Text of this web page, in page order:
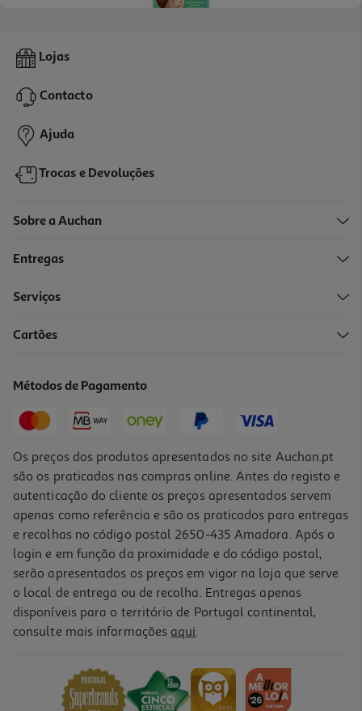
Livro Acredita Em Ti Tu Consegues! De Sara Rebello Da Silva
11,90 € PVP de editor
10,71 €
-10%
13,90 € PVP de editor
-10%
Livro Os Indomáveis F. C. - Operação Bola De Fogo
PVP de editor
10,98 €
Lojas
Contacto
Ajuda
Trocas e Devoluções
Sobre a Auchan
Entregas
Serviços
Cartões
Métodos de Pagamento
Os preços dos produtos apresentados no site Auchan.pt
são os praticados nas compras online. Antes do registo e
autenticação do cliente os preços apresentados servem
apenas como referência e são os praticados para entregas
e recolhas no código postal 2650-435 Amadora. Após o
login e em função da proximidade e do código postal,
serão apresentados os preços em vigor na loja que serve
o local de entrega ou de recolha. Entregas apenas
disponíveis para o território de Portugal continental,
consulte mais informações aqui.